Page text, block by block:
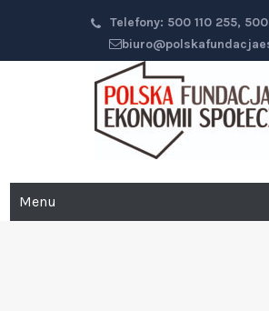
Telefony: 500 110 255,
Polska Fundacja
Menu